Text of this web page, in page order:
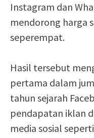
Instagram dan
mendorong harga
seperempat.
Hasil tersebut
pertama dalam
tahun sejarah
pendapatan iklan
media sosial